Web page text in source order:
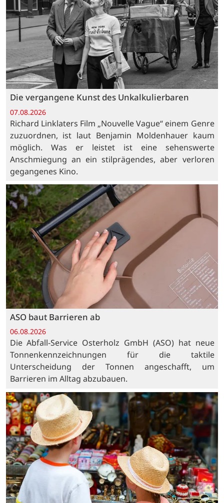
Die vergangene Kunst des Unkalkulierbaren
07.08.2026
Richard Linklaters Film „Nouvelle Vague“ einem Genre
zuzuordnen, ist laut Benjamin Moldenhauer kaum
möglich. Was er leistet ist eine sehenswerte
Anschmiegung an ein stilprägendes, aber verloren
gegangenes Kino.
ASO baut Barrieren ab
06.08.2026
Die Abfall-Service Osterholz GmbH (ASO) hat neue
Tonnenkennzeichnungen für die taktile
Unterscheidung der Tonnen angeschafft, um
Barrieren im Alltag abzubauen.